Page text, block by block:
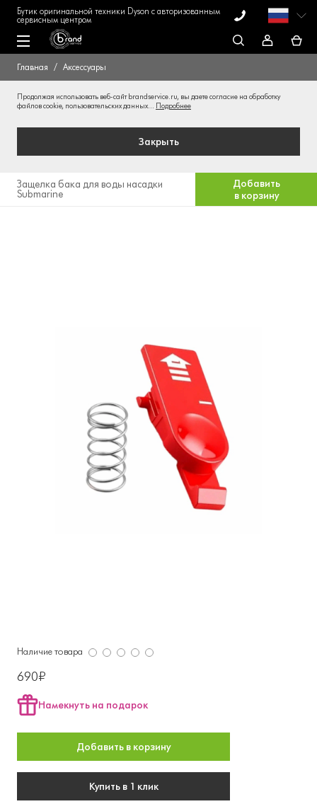
Бутик оригинальной техники Dyson с авторизованным
сервисным центром
Главная Аксессуары
Продолжая использовать веб-сайт brandservice.ru, вы даете согласие на обработку
файлов cookie, пользовательских данных... Подробнее
Закрыть
Защелка бака для воды насадки
Submarine
Добавить
в корзину
Наличие товара
690₽
Намекнуть на подарок
Добавить в корзину
Купить в 1 клик